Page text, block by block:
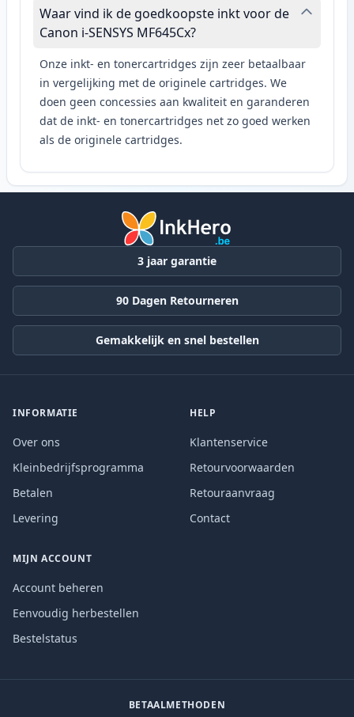
Waar vind ik de goedkoopste inkt voor de
Canon i-SENSYS MF645Cx?
Onze inkt- en tonercartridges zijn zeer betaalbaar
in vergelijking met de originele cartridges. We
doen geen concessies aan kwaliteit en garanderen
dat de inkt- en tonercartridges net zo goed werken
als de originele cartridges.
3 jaar garantie
90 Dagen Retourneren
Gemakkelijk en snel bestellen
INFORMATIE
Over ons
Kleinbedrijfsprogramma
Betalen
Levering
HELP
Klantenservice
Retourvoorwaarden
Retouraanvraag
Contact
MIJN ACCOUNT
Account beheren
Eenvoudig herbestellen
Bestelstatus
BETAALMETHODEN